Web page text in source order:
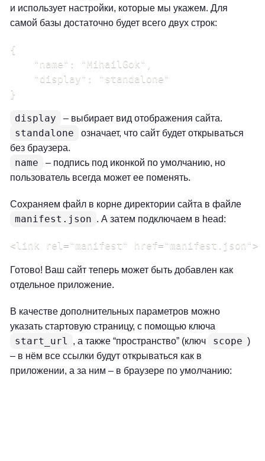
и использует настройки, которые мы укажем. Для
самой базы достаточно будет всего двух строк:
{
    "name": "MihailGok",
    "display": "standalone"
}
display – выбирает вид отображения сайта.
standalone
означает, что сайт будет открываться
без браузера.
name
– подпись под иконкой по умолчанию, но
пользователь всегда может ее поменять.
Сохраняем файл в корне директории сайта в файле
manifest.json . А затем подключаем в head:
<link rel="manifest" href="manifest.json">
Готово! Ваш сайт теперь может быть добавлен как
отдельное приложение.
В качестве дополнительных параметров можно
указать стартовую страницу, с помощью ключа
start_url , а также “пространство” (ключ scope )
– в нём все ссылки будут открываться как в
приложении, а за ним – в браузере по умолчанию: